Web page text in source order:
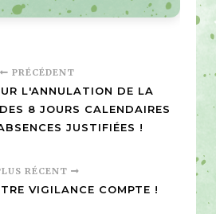
PRÉCÉDENT
L'ANNULATION DE LA
8 JOURS CALENDAIRES
JUSTIFIÉES !
RÉCENT
VIGILANCE COMPTE !